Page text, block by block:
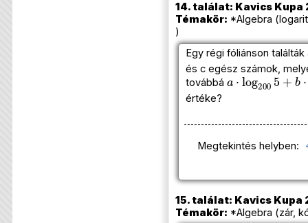
14. találat: Kavics Kupa
Témakör: *Algebra
)
Egy régi fóliánson
és c egész számok,
továbbá
a⋅ log2005+b⋅
értéke?
Megtekintés helyben:
15. találat: Kavics Kupa
Témakör: *Algebra (zár,